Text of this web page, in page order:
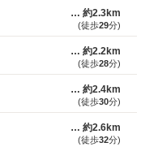
約2.3km
(徒歩29分)
約2.2km
(徒歩28分)
約2.4km
(徒歩30分)
約2.6km
(徒歩32分)